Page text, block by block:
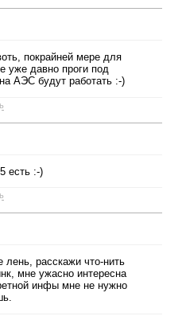
покрайней мере для
уже давно проги под
АЭС будут работать :-)
есть :-)
расскажи что-нить
мне ужасно интересна
инфы мне не нужно